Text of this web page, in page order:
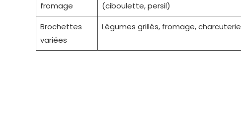
fromage
(ciboulette, persil)
Brochettes
variées
Légumes grillés, fromage, charcuterie